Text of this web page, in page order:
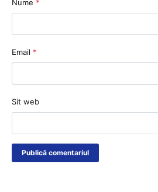
Nume *
Email *
Sit web